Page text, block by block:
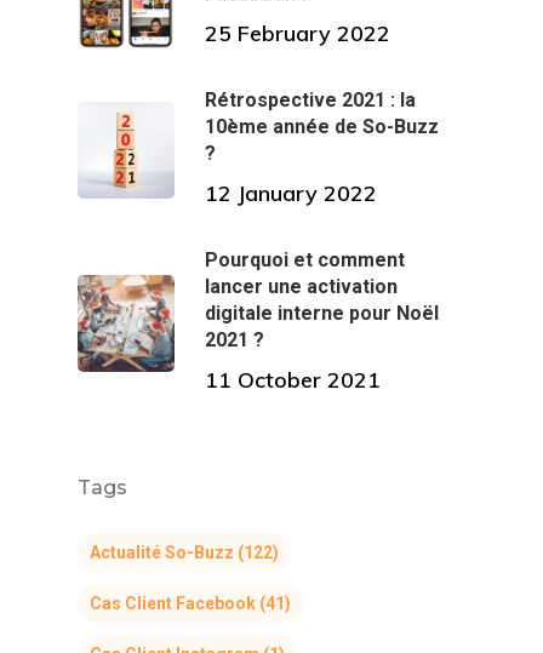
25 February 2022
Rétrospective 2021 : la
10ème année de So-Buzz
?
12 January 2022
Pourquoi et comment
lancer une activation
digitale interne pour Noël
2021 ?
11 October 2021
Tags
Actualité So-Buzz (122)
Cas Client Facebook (41)